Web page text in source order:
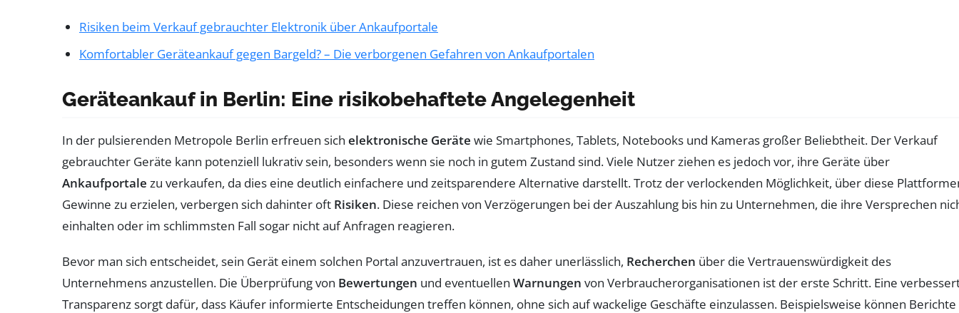
Risiken beim Verkauf gebrauchter Elektronik über Ankaufportale
Komfortabler Geräteankauf gegen Bargeld? – Die verborgenen Gefahren von Ankaufportalen
Geräteankauf in Berlin: Eine risikobehaftete Angelegenheit
In der pulsierenden Metropole Berlin erfreuen sich elektronische Geräte wie Smartphones, Tablets, Notebooks und Kameras großer Beliebtheit. Der Verkauf
gebrauchter Geräte kann potenziell lukrativ sein, besonders wenn sie noch in gutem Zustand sind. Viele Nutzer ziehen es jedoch vor, ihre Geräte über
Ankaufportale zu verkaufen, da dies eine deutlich einfachere und zeitsparendere Alternative darstellt. Trotz der verlockenden Möglichkeit, über diese
Gewinne zu erzielen, verbergen sich dahinter oft Risiken. Diese reichen von Verzögerungen bei der Auszahlung bis hin zu Unternehmen, die ihre Versprechen
einhalten oder im schlimmsten Fall sogar nicht auf Anfragen reagieren.
Bevor man sich entscheidet, sein Gerät einem solchen Portal anzuvertrauen, ist es daher unerlässlich, Recherchen über die Vertrauenswürdigkeit des
Unternehmens anzustellen. Die Überprüfung von Bewertungen und eventuellen Warnungen von Verbraucherorganisationen ist der erste Schritt. Eine
Transparenz sorgt dafür, dass Käufer informierte Entscheidungen treffen können, ohne sich auf wackelige Geschäfte einzulassen. Beispielsweise können Berichte